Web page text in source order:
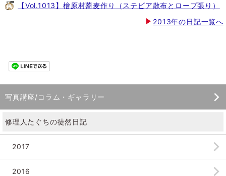
【Vol.1013】檜原村蕎麦作り（ステビア散布とロープ張り）
2013年の日記一覧へ
写真講座/コラム・ギャラリー
修理人たぐちの徒然日記
2017
2016